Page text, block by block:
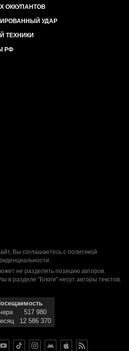
ОККУПАНТОВ
УДАР
ТЕХНИКИ
РФ
Вы соглашаетесь с политикой
.
не разделять позицию авторов.
в разделе "Блоги" несут авторы текстов.
517 980
12 586 370